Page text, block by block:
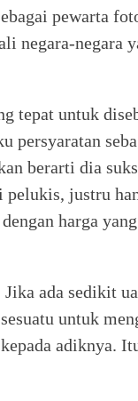
pewarta
negara-negara
tepat untuk
persyaratan
berarti dia
justru
harga
ada sedikit
untuk
adiknya.